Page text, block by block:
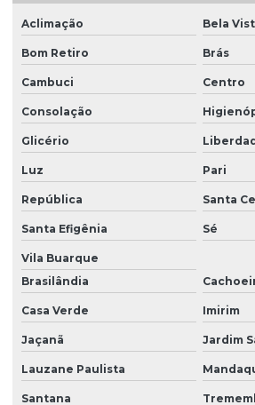
Fundição De Aço Inoxidável
Fundição De Aço Inoxidável Para Indústria
Fundição De Aço Para Indústrias
Fundição De Aço Para Indústrias Em São
Fundição De Ligas De Aço Inoxidável
Fundição De Peças Em Aço
Fundição De Peças Em Aço Inoxidável
Mancais Bipartidos Com Inclinação
Mancais Bipartidos Com Tampas
Mancais Com Visor De Nível De Óleo
Mancais De Alta Eficiência Para Eixos
Aclimação Bela
Bom Retiro Brás
Cambuci Centro
Consolação
Glicério
Luz Pari
República Santa
Santa Efigênia Sé
Vila Buarque
Brasilândia
Casa Verde Imirim
Jaçanã Jardim
Lauzane Paulista
Santana